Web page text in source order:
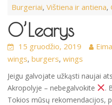
Burgeriai, Vištiena ir antiena,
O’Learys
15 gruodžio, 2019
wings, burgers, wings
Jeigu galvojate užkąsti naujai
Akropolyje – nebegalvokite
.
Tokios mūsų rekomendacijos,